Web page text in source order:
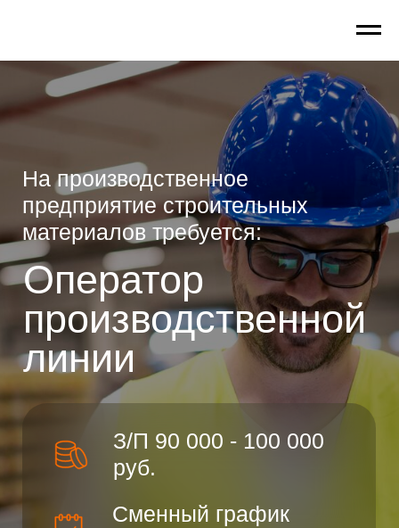
предприятие строительных
материалов требуется:
З/П 90 000 - 100 000
руб.
Сменный график
(есть ночные смены)
Оператор
производственной
линии